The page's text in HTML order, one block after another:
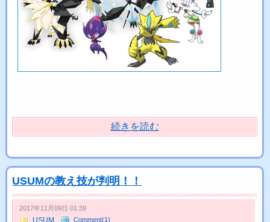
続きを読む
USUMの教え技が判明！！
2017年11月09日 01:39
USUM Comment(1)